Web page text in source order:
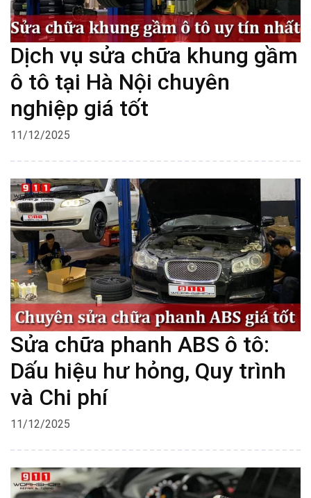
Dịch vụ sửa chữa khung gầm
ô tô tại Hà Nội chuyên
nghiệp giá tốt
11/12/2025
Sửa chữa phanh ABS ô tô:
Dấu hiệu hư hỏng, Quy trình
và Chi phí
11/12/2025